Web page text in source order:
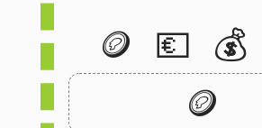
🪙 💶 💰
🪙